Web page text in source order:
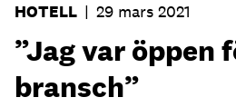
HOTELL | 29 mars 2021
”Jag var öppen
bransch”